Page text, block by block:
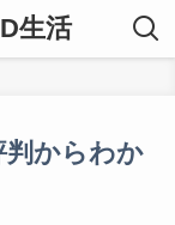
生活
からわか